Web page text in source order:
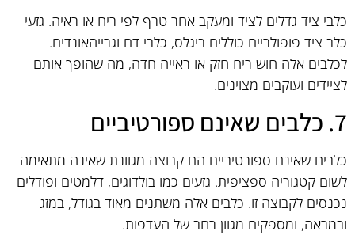
כלבי ציד גדלים לציד ומעקב אחר טרף לפי ריח או ראיה. גזעי
כלב ציד פופולריים כוללים ביגלס, כלבי דם וגרייהאונדים.
לכלבים אלה חוש ריח חזק או ראייה חדה, מה שהופך אותם
לציידים ועוקבים מצוינים.
7. כלבים שאינם ספורטיביים
כלבים שאינם ספורטיביים הם קבוצה מגוונת שאינה מתאימה
לשום קטגוריה ספציפית. גזעים כמו בולדוגים, דלמטים ופודלים
נכנסים לקבוצה זו. כלבים אלה משתנים מאוד בגודל, במזג
ובמראה, ומספקים מגוון רחב של העדפות.